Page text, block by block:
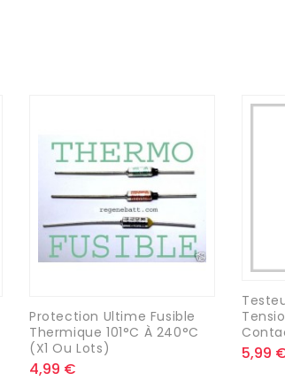
Protection Ultime Fusible
Thermique 101°C À 240°C
(x1 Ou Lots)
4,99 €
5,99